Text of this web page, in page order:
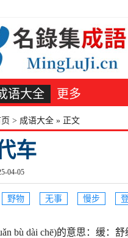
语大全 更多
> 成语大全 » 正文
车
04-05
野物 无事 慢步
bù dài chē)的意思：缓：